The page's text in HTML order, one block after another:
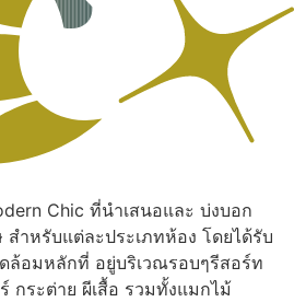
Chic ที่นำเสนอและ บ่งบอก
ำหรับแต่ละประเภทห้อง โดยได้รับ
ล้อมหลักที่ อยู่บริเวณรอบๆรีสอร์ท
กระต่าย ผีเสื้อ รวมทั้งแมกไม้